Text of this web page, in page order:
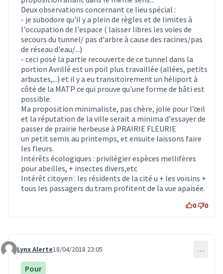
Deux observations concernant ce lieu spécial :
- je subodore qu'il y a plein de règles et de limites à
l'occupation de l'espace ( laisser libres les voies de
secours du tunnel/ pas d'arbre à cause des racines/pas
de réseau d'eau/...)
- ceci posé la partie recouverte de ce tunnel dans la
portion Avrillé est un poil plus travaillée (allées, petits
arbustes,...) et il y a eu transitoirement un héliport à
côté de la MATP ce qui prouve qu'une forme de bâti est
possible.
Ma proposition minimaliste, pas chère, jolie pour l’œil
et la réputation de la ville serait a minima d'essayer de
passer de prairie herbeuse à PRAIRIE FLEURIE
un petit semis au printemps, et ensuite laissons faire
les fleurs.
Intérêts écologiques : privilégier espèces mellifères
pour abeilles, + insectes divers,etc
Intérêt citoyen : les résidents de la cité u + les voisins +
tous les passagers du tram profitent de la vue apaisée.
0 0
Commentaire 642
Lynx Alerte18/04/2018 23:05 …
Pour